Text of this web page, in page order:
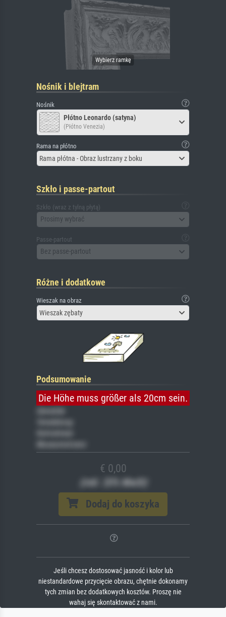
Nośnik i blejtram
Nośnik
Płótno Leonardo (satyna)
(Płótno Venezia)
Rama na płótno
Rama płótna - Obraz lustrzany z boku
Szkło i passe-partout
Szkło (wraz z tylną płytą)
Prosimy wybrać
Passe-partout
Bez passe-partout
Różne i dodatkowe
Wieszak na obraz
Wieszak zębaty
Podsumowanie
Die Höhe muss größer als 20cm sein.
Veredelung
Museumslizenz
€ 0,00
(inkl. 20% MwSt)
Dodaj do koszyka
Jeśli chcesz dostosować jasność i kolor lub
niestandardowe przycięcie obrazu, chętnie dokonamy
tych zmian bez dodatkowych kosztów. Proszę nie
wahaj się skontaktować z nami.